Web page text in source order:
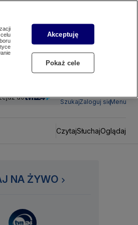
do
SzukajZaloguj sięMenu
CzytajSłuchajOglądaj
NA ŻYWO
Akceptuję
Pokaż cele